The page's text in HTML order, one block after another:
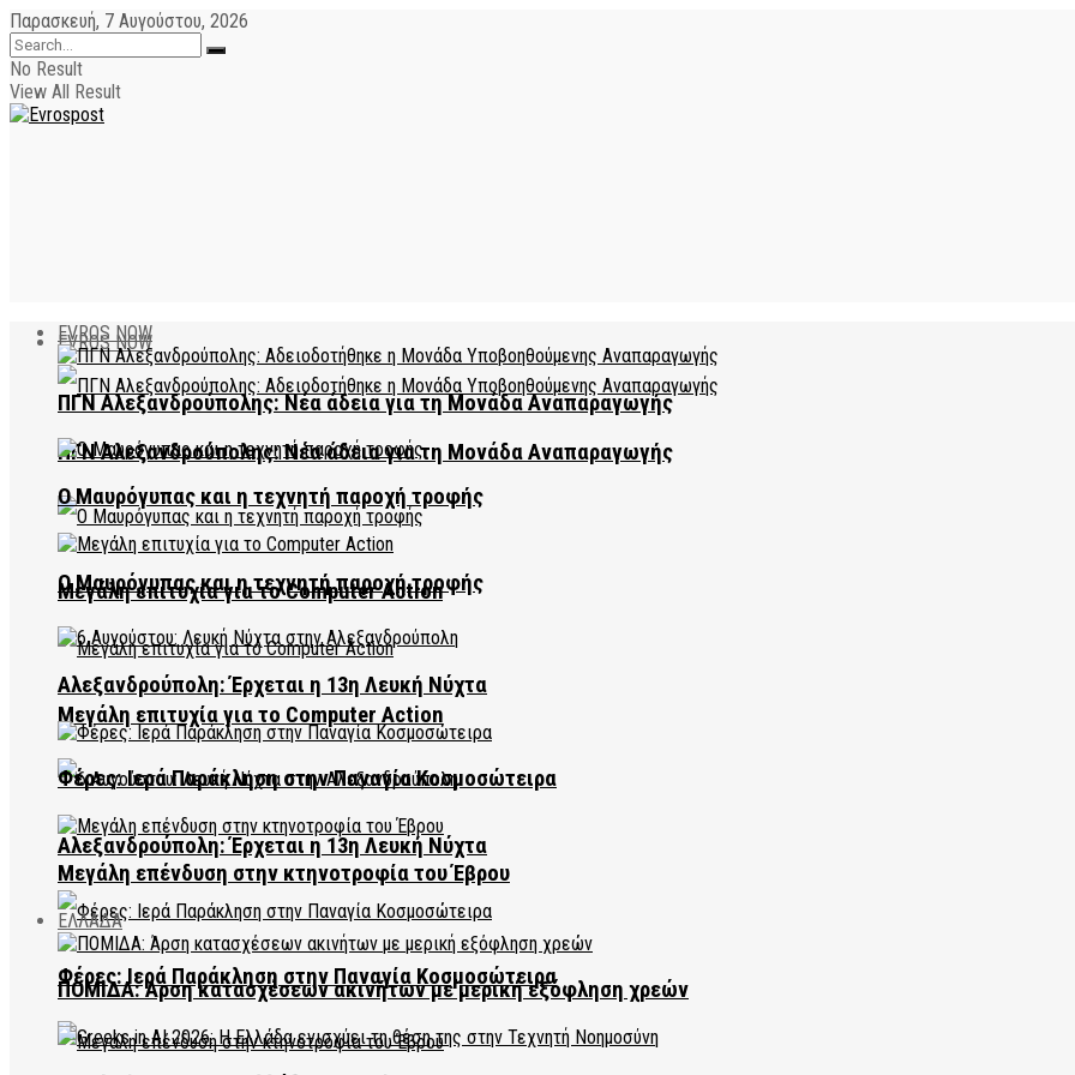
Παρασκευή, 7 Αυγούστου, 2026
No Result
View All Result
EVROS NOW
ΠΓΝ Αλεξανδρούπολης: Νέα άδεια για τη Μονάδα Αναπαραγωγής
Ο Μαυρόγυπας και η τεχνητή παροχή τροφής
Μεγάλη επιτυχία για το Computer Action
Αλεξανδρούπολη: Έρχεται η 13η Λευκή Νύχτα
Φέρες: Ιερά Παράκληση στην Παναγία Κοσμοσώτειρα
EVROS NOW
ΠΓΝ Αλεξανδρούπολης: Νέα άδεια για τη Μονάδα Αναπαραγωγής
Ο Μαυρόγυπας και η τεχνητή παροχή τροφής
Μεγάλη επιτυχία για το Computer Action
Αλεξανδρούπολη: Έρχεται η 13η Λευκή Νύχτα
Φέρες: Ιερά Παράκληση στην Παναγία Κοσμοσώτειρα
Μεγάλη επένδυση στην κτηνοτροφία του Έβρου
ΕΛΛΑΔΑ
ΠΟΜΙΔΑ: Άρση κατασχέσεων ακινήτων με μερική εξόφληση χρεών